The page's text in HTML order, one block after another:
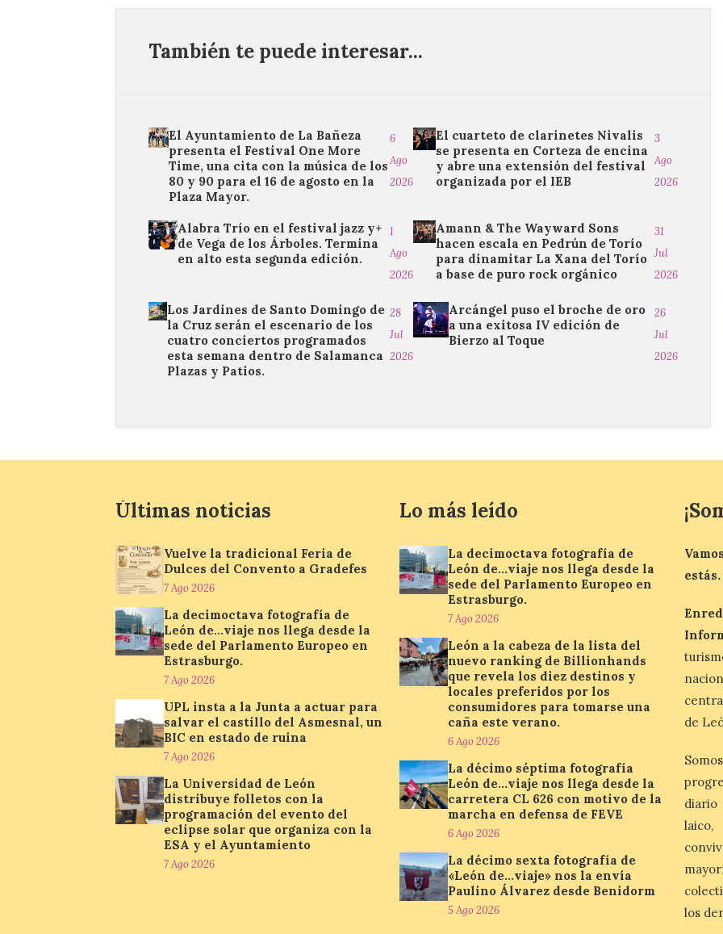
También te puede interesar...
El Ayuntamiento de La Bañeza
presenta el Festival One More
Time, una cita con la música de los
80 y 90 para el 16 de agosto en la
Plaza Mayor.
6
Ago
2026
El cuarteto de clarinetes Nivalis
se presenta en Corteza de encina
y abre una extensión del festival
organizada por el IEB
3
Ago
2026
Alabra Trío en el festival jazz y+
de Vega de los Árboles. Termina
en alto esta segunda edición.
1
Ago
2026
Amann & The Wayward Sons
hacen escala en Pedrún de Torío
para dinamitar La Xana del Torío
a base de puro rock orgánico
31
Jul
2026
Los Jardines de Santo Domingo de
la Cruz serán el escenario de los
cuatro conciertos programados
esta semana dentro de Salamanca
Plazas y Patios.
28
Jul
2026
Arcángel puso el broche de oro
a una exitosa IV edición de
Bierzo al Toque
26
Jul
2026
Últimas noticias
Vuelve la tradicional Feria de
Dulces del Convento a Gradefes
7 Ago 2026
La decimoctava fotografía de
León de…viaje nos llega desde la
sede del Parlamento Europeo en
Estrasburgo.
7 Ago 2026
UPL insta a la Junta a actuar para
salvar el castillo del Asmesnal, un
BIC en estado de ruina
7 Ago 2026
La Universidad de León
distribuye folletos con la
programación del evento del
eclipse solar que organiza con la
ESA y el Ayuntamiento
7 Ago 2026
Lo más leído
La decimoctava fotografía de
León de…viaje nos llega desde la
sede del Parlamento Europeo en
Estrasburgo.
7 Ago 2026
León a la cabeza de la lista del
nuevo ranking de Billionhands
que revela los diez destinos y
locales preferidos por los
consumidores para tomarse una
caña este verano.
6 Ago 2026
La décimo séptima fotografía
León de…viaje nos llega desde la
carretera CL 626 con motivo de la
marcha en defensa de FEVE
6 Ago 2026
La décimo sexta fotografía de
«León de…viaje» nos la envía
Paulino Álvarez desde Benidorm
5 Ago 2026
estás.
de
diario
los